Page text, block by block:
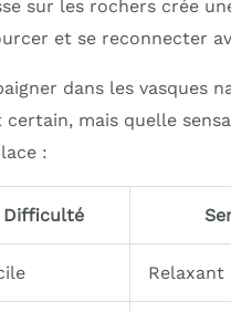
sur les rochers crée
et se reconnecter
dans les vasques
certain, mais quelle
:
Difficulté
Relaxant